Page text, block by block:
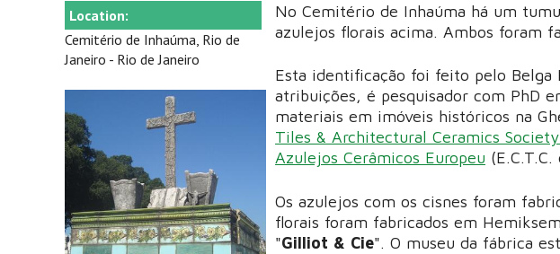
Location:
Cemitério de Inhaúma, Rio de
Janeiro - Rio de Janeiro
No Cemitério de Inhaúma há um
azulejos florais acima. Ambos foram
Esta identificação foi feito pelo
atribuições, é pesquisador com PhD
materiais em imóveis históricos na
Tiles & Architectural Ceramics Society
Azulejos Cerâmicos Europeu (E.C.T.C.
Os azulejos com os cisnes foram
florais foram fabricados em
"Gilliot & Cie". O museu da fábrica